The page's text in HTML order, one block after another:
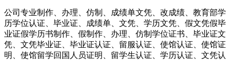
公司专业制作、办理、仿制、成绩单文凭、改成绩、教育部学
历学位认证、毕业证、成绩单、文凭、学历文凭、假文凭假毕
业证假学历书制作、假制作、办理、仿制学位证书、毕业证文
凭、文凭毕业证、毕业证认证、留服认证、使馆认证、使馆证
明、使馆留学回国人员证明、留学生认证、学历认证、文凭认